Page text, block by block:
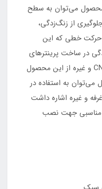
محصول می‌توان به سطح
از زنگ‌زدگی،
حرکت‌ خطی که این
در ساخت پرینترهای
سه بعدی دلخواه، دستگاه‌های CNC و غیره از این محصول
می‌توان به استفاده در
و غیره اشاره داشت
مناسبی جهت نصب